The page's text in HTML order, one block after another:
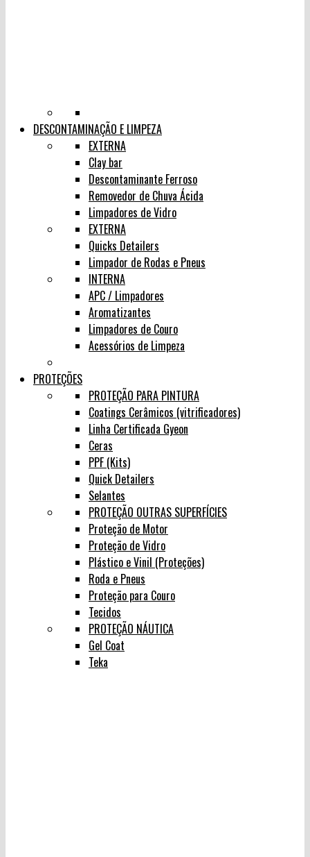
DESCONTAMINAÇÃO E LIMPEZA
EXTERNA
Clay bar
Descontaminante Ferroso
Removedor de Chuva Ácida
Limpadores de Vidro
EXTERNA
Quicks Detailers
Limpador de Rodas e Pneus
INTERNA
APC / Limpadores
Aromatizantes
Limpadores de Couro
Acessórios de Limpeza
PROTEÇÕES
PROTEÇÃO PARA PINTURA
Coatings Cerâmicos (vitrificadores)
Linha Certificada Gyeon
Ceras
PPF (Kits)
Quick Detailers
Selantes
PROTEÇÃO OUTRAS SUPERFÍCIES
Proteção de Motor
Proteção de Vidro
Plástico e Vinil (Proteções)
Roda e Pneus
Proteção para Couro
Tecidos
PROTEÇÃO NÁUTICA
Gel Coat
Teka